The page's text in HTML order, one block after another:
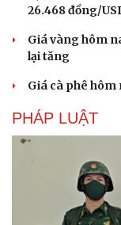
26.468 đồng/
Giá vàng hôm
lại tăng
Giá cà phê
PHÁP LUẬT